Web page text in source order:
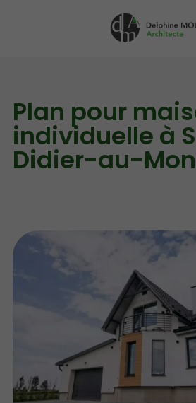
dm
A
Plan pour
individuelle à
Didier-au-